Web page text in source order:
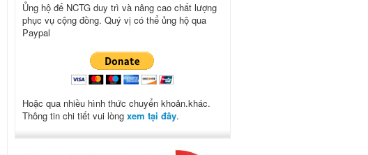
Ủng hộ để NCTG duy trì và nâng cao chất lượng
phục vụ cộng đồng. Quý vị có thể ủng hộ qua
Paypal
Hoặc qua nhiều hình thức chuyển khoản.khác.
Thông tin chi tiết vui lòng xem tại đây.